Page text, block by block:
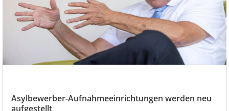
Asylbewerber-Aufnahmeeinrichtungen werden neu
aufgestellt